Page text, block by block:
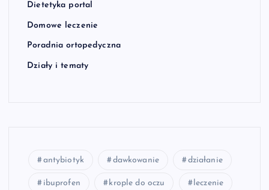
Dietetyka portal
Domowe leczenie
Poradnia ortopedyczna
Działy i tematy
antybiotyk dawkowanie działanie
ibuprofen krople do oczu leczenie